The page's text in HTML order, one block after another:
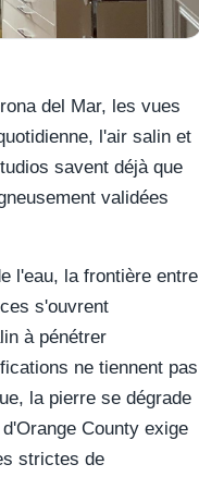
del Mar, les vues
l'air salin et
savent déjà que
validées
l'eau, la frontière entre
s'ouvrent
à pénétrer
ne tiennent pas
la pierre se dégrade
County exige
strictes de